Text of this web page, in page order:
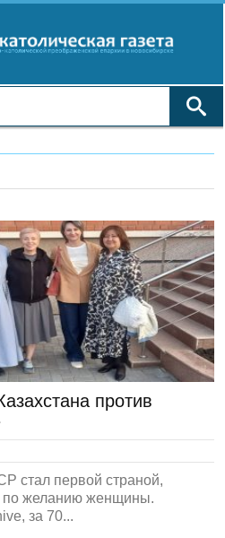
против
стал первой страной,
по желанию женщины.
за 70...